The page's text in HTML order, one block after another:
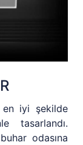
en iyi şekilde
tasarlandı.
odasına